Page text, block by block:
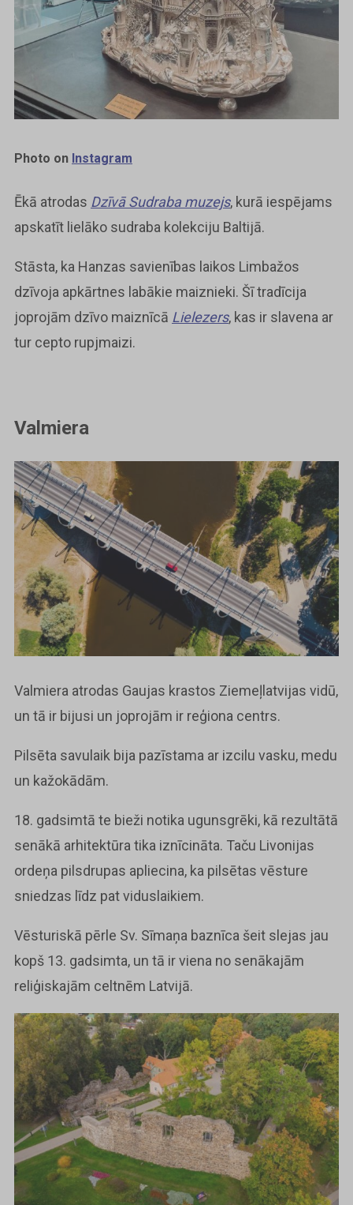
Photo on Instagram
Ēkā atrodas Dzīvā Sudraba muzejs, kurā iespējams
apskatīt lielāko sudraba kolekciju Baltijā.
Stāsta, ka Hanzas savienības laikos Limbažos
dzīvoja apkārtnes labākie maiznieki. Šī tradīcija
joprojām dzīvo maiznīcā Lielezers, kas ir slavena ar
tur cepto rupjmaizi.
Valmiera
Valmiera atrodas Gaujas krastos Ziemeļlatvijas vidū,
un tā ir bijusi un joprojām ir reģiona centrs.
Pilsēta savulaik bija pazīstama ar izcilu vasku, medu
un kažokādām.
18. gadsimtā te bieži notika ugunsgrēki, kā rezultātā
senākā arhitektūra tika iznīcināta. Taču Livonijas
ordeņa pilsdrupas apliecina, ka pilsētas vēsture
sniedzas līdz pat viduslaikiem.
Vēsturiskā pērle Sv. Sīmaņa baznīca šeit slejas jau
kopš 13. gadsimta, un tā ir viena no senākajām
reliģiskajām celtnēm Latvijā.